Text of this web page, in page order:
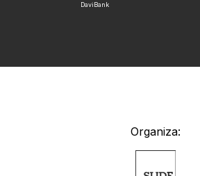
DaviBank
Organiza: